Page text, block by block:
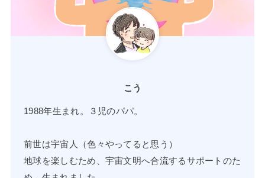
こう
1988年生まれ。３児のパパ。
前世は宇宙人（色々やってると思う）
地球を楽しむため、宇宙文明へ合流するサポートのた